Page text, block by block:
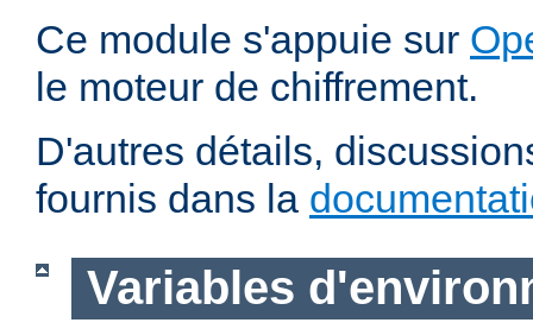
Ce module s'appuie sur
le moteur de chiffrement.
D'autres détails,
fournis dans la
Variables